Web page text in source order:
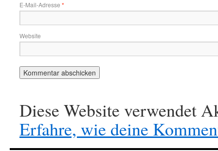
E-Mail-Adresse *
Website
Diese Website verwendet
Erfahre, wie deine